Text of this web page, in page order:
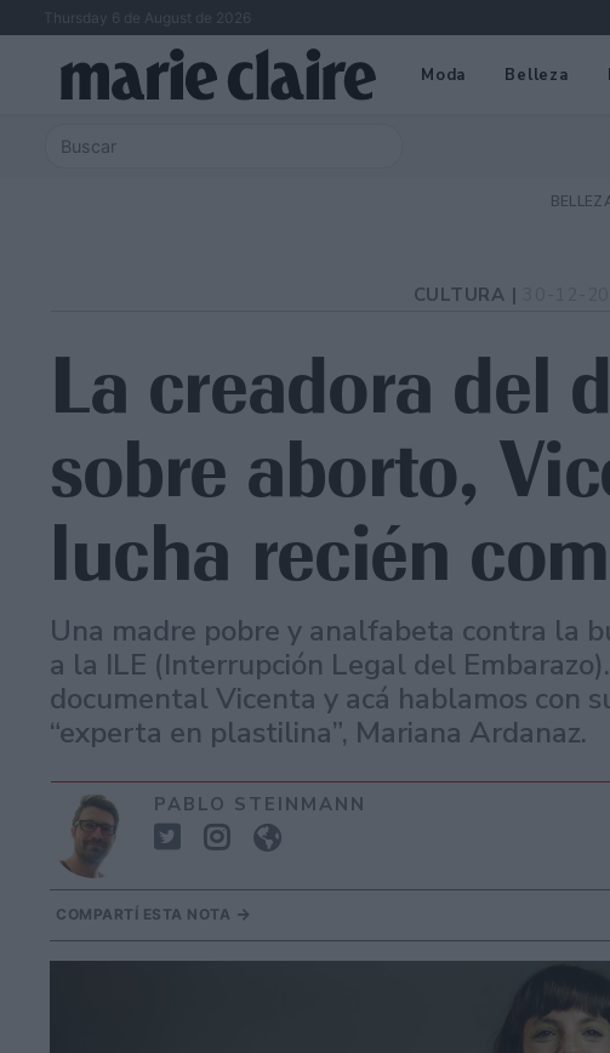
Thursday 6 de August de 2026
Moda Belleza
CULTURA |
La creadora del
sobre aborto,
lucha recién
Una madre pobre y analfabeta contra la
a la ILE (Interrupción Legal del
documental Vicenta y acá hablamos con
“experta en plastilina”, Mariana Ardanaz.
PABLO STEINMANN
COMPARTÍ ESTA NOTA